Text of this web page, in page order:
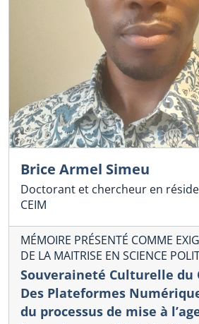
Brice Armel Simeu
Doctorant et chercheur en
CEIM
MÉMOIRE PRÉSENTÉ COMME
DE LA MAITRISE EN SCIENCE
Souveraineté Culturelle du
Des Plateformes
du processus de mise à